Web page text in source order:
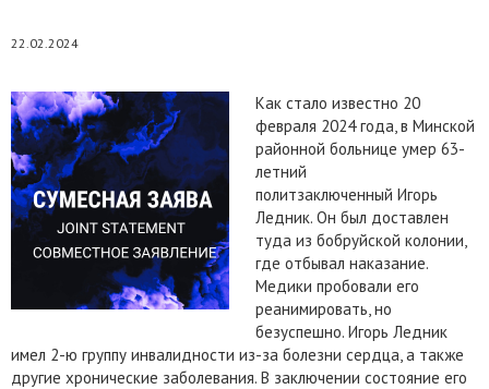
22.02.2024
Как стало известно 20
февраля 2024 года, в Минской
районной больнице умер 63-
летний
политзаключенный Игорь
Ледник. Он был доставлен
туда из бобруйской колонии,
где отбывал наказание.
Медики пробовали его
реанимировать, но
безуспешно. Игорь Ледник
имел 2-ю группу инвалидности из-за болезни сердца, а также
другие хронические заболевания. В заключении состояние его